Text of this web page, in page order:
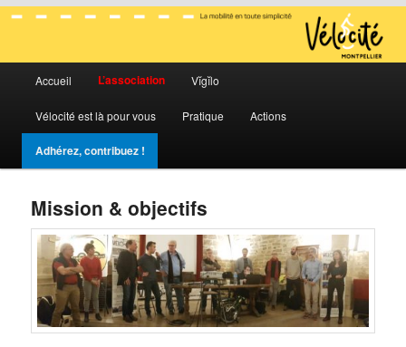
Vélocité Grand Montpellier
La mobilité en toute simplicité
Aller
au
contenu
principal
Aller
au
contenu
secondaire
Accueil L’association Vĭgĭlo
Vélocité est là pour vous Pratique Actions
Adhérez, contribuez !
Mission & objectifs